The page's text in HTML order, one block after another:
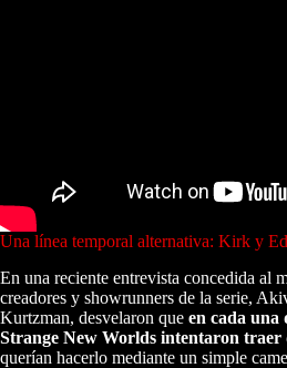
Una línea temporal alternativa: Kirk y
En una reciente entrevista concedida al
creadores y showrunners de la serie,
Kurtzman, desvelaron que en cada una
Strange New Worlds intentaron traer
querían hacerlo mediante un simple